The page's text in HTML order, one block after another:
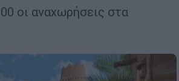
οι αναχωρήσεις στα